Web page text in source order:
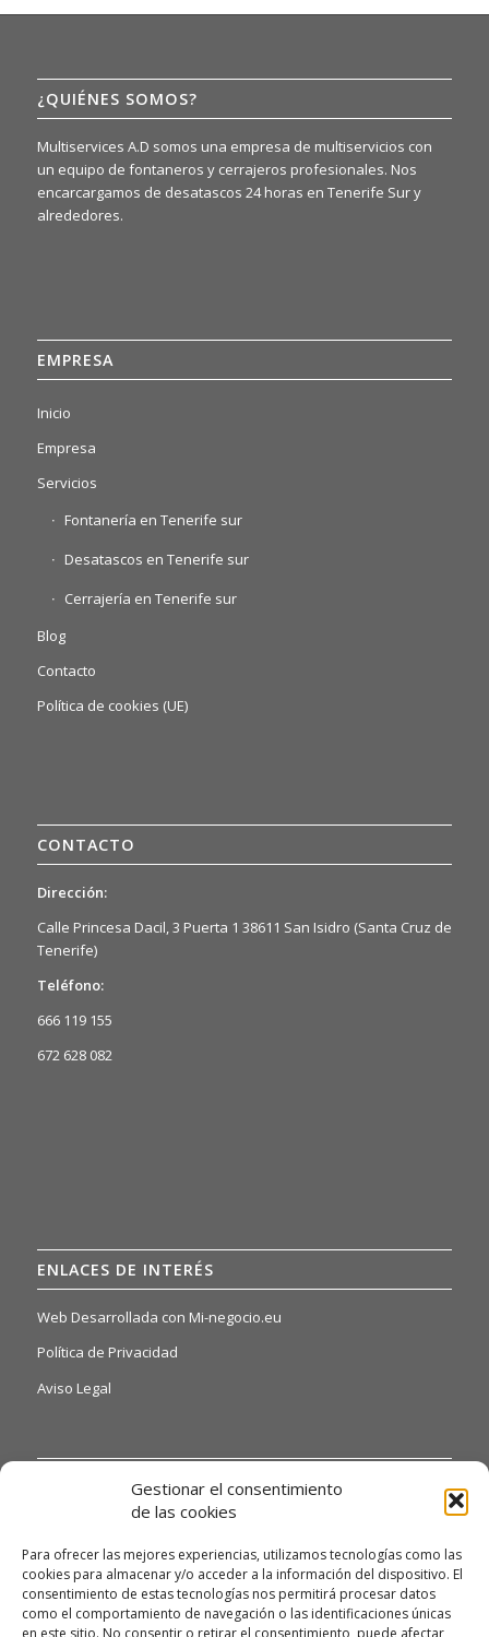
Gestionar el consentimiento
de las cookies
Para ofrecer las mejores experiencias, utilizamos tecnologías como las
cookies para almacenar y/o acceder a la información del dispositivo. El
consentimiento de estas tecnologías nos permitirá procesar datos
como el comportamiento de navegación o las identificaciones únicas
en este sitio. No consentir o retirar el consentimiento, puede afectar
¿QUIÉNES SOMOS?
Multiservices A.D somos una empresa de multiservicios con
un equipo de fontaneros y cerrajeros profesionales. Nos
encarcargamos de desatascos 24 horas en Tenerife Sur y
alrededores.
EMPRESA
Inicio
Empresa
Servicios
Fontanería en Tenerife sur
Desatascos en Tenerife sur
Cerrajería en Tenerife sur
Blog
Contacto
Política de cookies (UE)
CONTACTO
Dirección:
Calle Princesa Dacil, 3 Puerta 1 38611 San Isidro (Santa Cruz de
Tenerife)
Teléfono:
666 119 155
672 628 082
ENLACES DE INTERÉS
Web Desarrollada con Mi-negocio.eu
Política de Privacidad
Aviso Legal
reclamaciones, solo tiene que ponerse en contacto con
nosotros a través del siguiente email:
alexandrodendariarena41@gmail.com y te daremos
información detallada.